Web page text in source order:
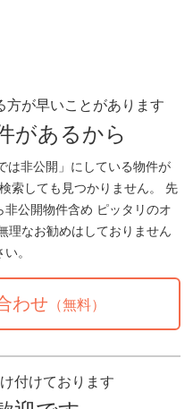
方が早いことがあります
があるから
は非公開」にしている物件が
索しても見つかりません。 先
公開物件含め ピッタリのオ
理なお勧めはしておりません
。
わせ （無料）
付けております